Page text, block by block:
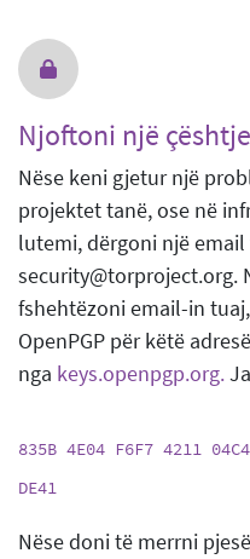
Njoftoni një
Nëse keni gjetur një
projektet tanë, ose në
lutemi, dërgoni një email
security@torproject.org.
fshehtëzoni email-in
OpenPGP për këtë
nga keys.openpgp.org.
835B 4E04 F6F7 4211
DE41
Nëse doni të merrni